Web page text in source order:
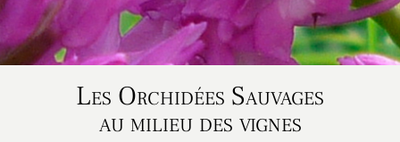
Les Orchidées Sauvages
au milieu des vignes